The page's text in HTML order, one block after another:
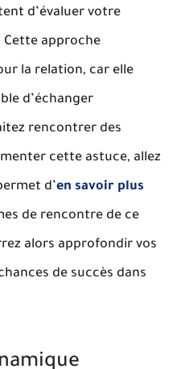
d’évaluer votre
approche
la relation, car elle
d’échanger
rencontrer des
cette astuce, allez
d’en savoir plus
de rencontre de ce
alors approfondir vos
de succès dans